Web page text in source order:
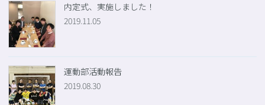
内定式、実施しました！
2019.11.05
運動部活動報告
2019.08.30